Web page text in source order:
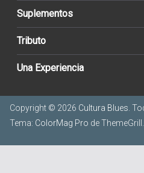
Suplementos
Tributo
Una Experiencia
Copyright © 2026 Cultura Blues .
Tema: ColorMag Pro de